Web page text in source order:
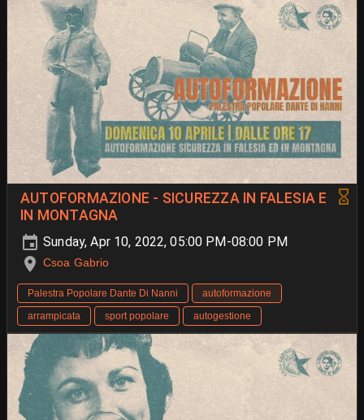
AUTOFORMAZIONE - SICUREZZA IN FALESIA E
IN MONTAGNA
Sunday, Apr 10, 2022, 05:00 PM-08:00 PM
Csoa Gabrio
Palestra Popolare Dante Di Nanni
autoformazione
arrampicata
sport popolare autogestione